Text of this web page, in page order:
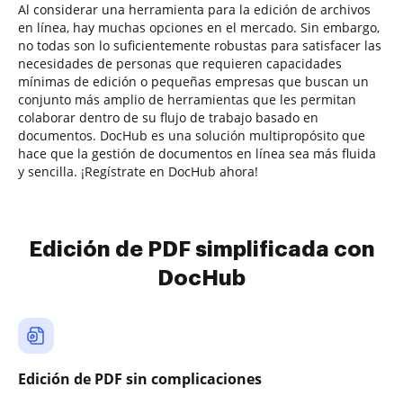
Al considerar una herramienta para la edición de archivos
en línea, hay muchas opciones en el mercado. Sin embargo,
no todas son lo suficientemente robustas para satisfacer las
necesidades de personas que requieren capacidades
mínimas de edición o pequeñas empresas que buscan un
conjunto más amplio de herramientas que les permitan
colaborar dentro de su flujo de trabajo basado en
documentos. DocHub es una solución multipropósito que
hace que la gestión de documentos en línea sea más fluida
y sencilla. ¡Regístrate en DocHub ahora!
Edición de PDF simplificada con
DocHub
Edición de PDF sin complicaciones